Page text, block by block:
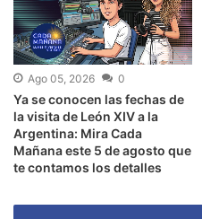
Ago 05, 2026 0
Ya se conocen las fechas de
la visita de León XIV a la
Argentina: Mira Cada
Mañana este 5 de agosto que
te contamos los detalles